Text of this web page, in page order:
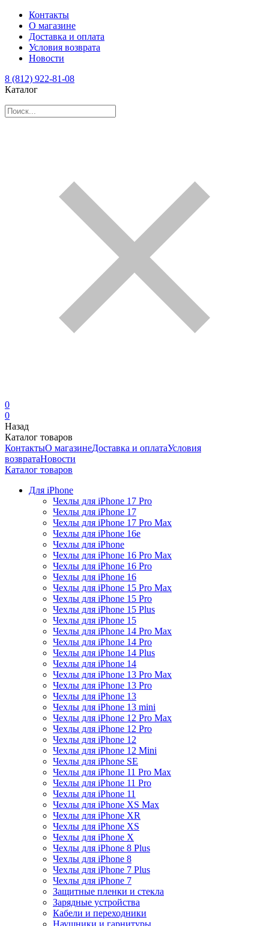
Контакты
О магазине
Доставка и оплата
Условия возврата
Новости
8 (812) 922-81-08
Каталог
0
0
Назад
Каталог товаров
КонтактыО магазинеДоставка и оплатаУсловия
возвратаНовости
Каталог товаров
Для iPhone
Чехлы для iPhone 17 Pro
Чехлы для iPhone 17
Чехлы для iPhone 17 Pro Max
Чехлы для iPhone 16e
Чехлы для iPhone
Чехлы для iPhone 16 Pro Max
Чехлы для iPhone 16 Pro
Чехлы для iPhone 16
Чехлы для iPhone 15 Pro Max
Чехлы для iPhone 15 Pro
Чехлы для iPhone 15 Plus
Чехлы для iPhone 15
Чехлы для iPhone 14 Pro Max
Чехлы для iPhone 14 Pro
Чехлы для iPhone 14 Plus
Чехлы для iPhone 14
Чехлы для iPhone 13 Pro Max
Чехлы для iPhone 13 Pro
Чехлы для iPhone 13
Чехлы для iPhone 13 mini
Чехлы для iPhone 12 Pro Max
Чехлы для iPhone 12 Pro
Чехлы для iPhone 12
Чехлы для iPhone 12 Mini
Чехлы для iPhone SE
Чехлы для iPhone 11 Pro Max
Чехлы для iPhone 11 Pro
Чехлы для iPhone 11
Чехлы для iPhone XS Max
Чехлы для iPhone XR
Чехлы для iPhone XS
Чехлы для iPhone X
Чехлы для iPhone 8 Plus
Чехлы для iPhone 8
Чехлы для iPhone 7 Plus
Чехлы для iPhone 7
Защитные пленки и стекла
Зарядные устройства
Кабели и переходники
Наушники и гарнитуры